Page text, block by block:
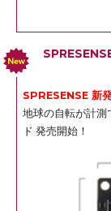
SPRESENSE 新
地球の自転が計測
ド 発売開始！